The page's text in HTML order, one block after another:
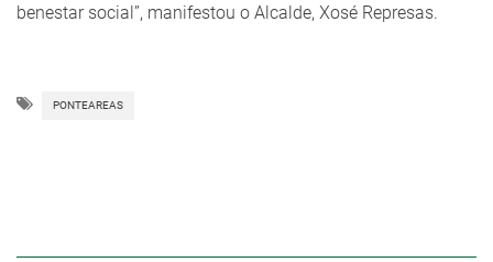
benestar social”, manifestou o Alcalde, Xosé Represas.
PONTEAREAS